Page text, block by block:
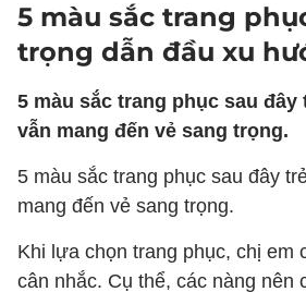
5 màu sắc trang
trọng dẫn đầu xu
5 màu sắc trang phục sau
vẫn mang đến vẻ sang trọng.
5 màu sắc trang phục sau đây
mang đến vẻ sang trọng.
Khi lựa chọn trang phục, chị em
cân nhắc. Cụ thể, các nàng nên